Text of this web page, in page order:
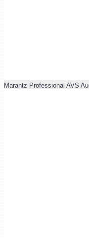
Marantz Professional AVS